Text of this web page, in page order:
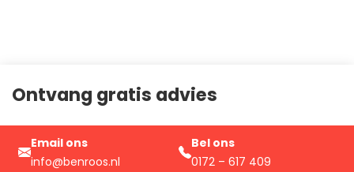
Ontvang gratis advies
Email ons
info@benroos.nl
Bel ons
0172 – 617 409